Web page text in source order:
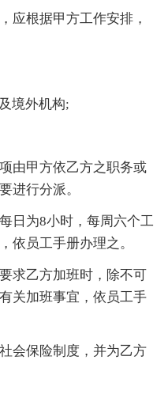
应根据甲方工作安排，
境外机构;
由甲方依乙方之职务或
进行分派。
日为8小时，每周六个工
依员工手册办理之。
求乙方加班时，除不可
关加班事宜，依员工手
会保险制度，并为乙方